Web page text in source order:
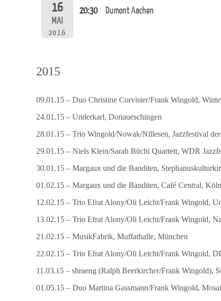
16
MAI
2016
20:30 Dumont Aachen
2015
09.01.15 – Duo Christine Corvisier/Frank Wingold,
24.01.15 – Underkarl, Donaueschingen
28.01.15 – Trio Wingold/Nowak/Nillesen, Jazzfestival
29.01.15 – Niels Klein/Sarah Büchi Quartett, WDR
30.01.15 – Margaux und die Banditen,
01.02.15 – Margaux und die Banditen, Café Central, Köln
12.02.15 – Trio Efrat Alony/Oli Leicht/Frank Wingold,
13.02.15 – Trio Efrat Alony/Oli Leicht/Frank Wingold,
21.02.15 – MusikFabrik, Muffathalle, München
22.02.15 – Trio Efrat Alony/Oli Leicht/Frank Wingold,
11.03.15 – shraeng (Ralph Beerkircher/Frank Wingold),
01.05.15 – Duo Martina Gassmann/Frank Wingold,